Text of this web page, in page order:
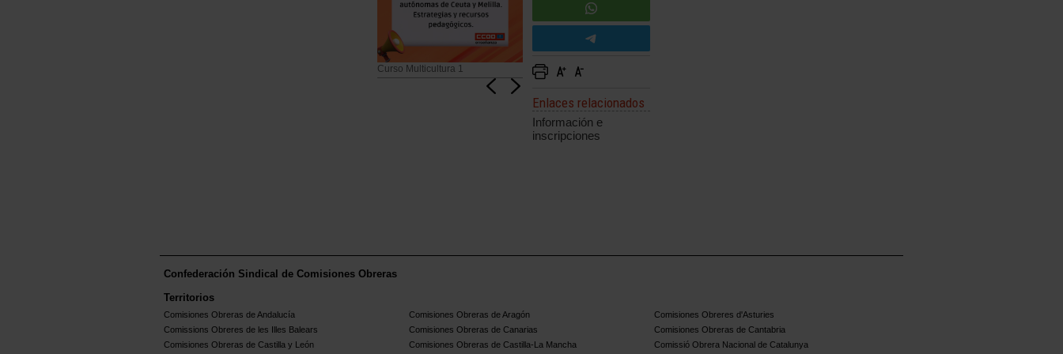
Curso Multicultura 1
Enlaces relacionados
Información e
inscripciones
Confederación Sindical de Comisiones Obreras
Territorios
Comisiones Obreras de Andalucía Comisiones Obreras de Aragón
Comisiones Obreres d'Asturies
Comissions Obreres de les Illes Balears
Comisiones Obreras de Canarias
Comisiones Obreras de Cantabria
Comisiones Obreras de Castilla y León
Comisiones Obreras de Castilla-La Mancha Comissió Obrera Nacional de Catalunya